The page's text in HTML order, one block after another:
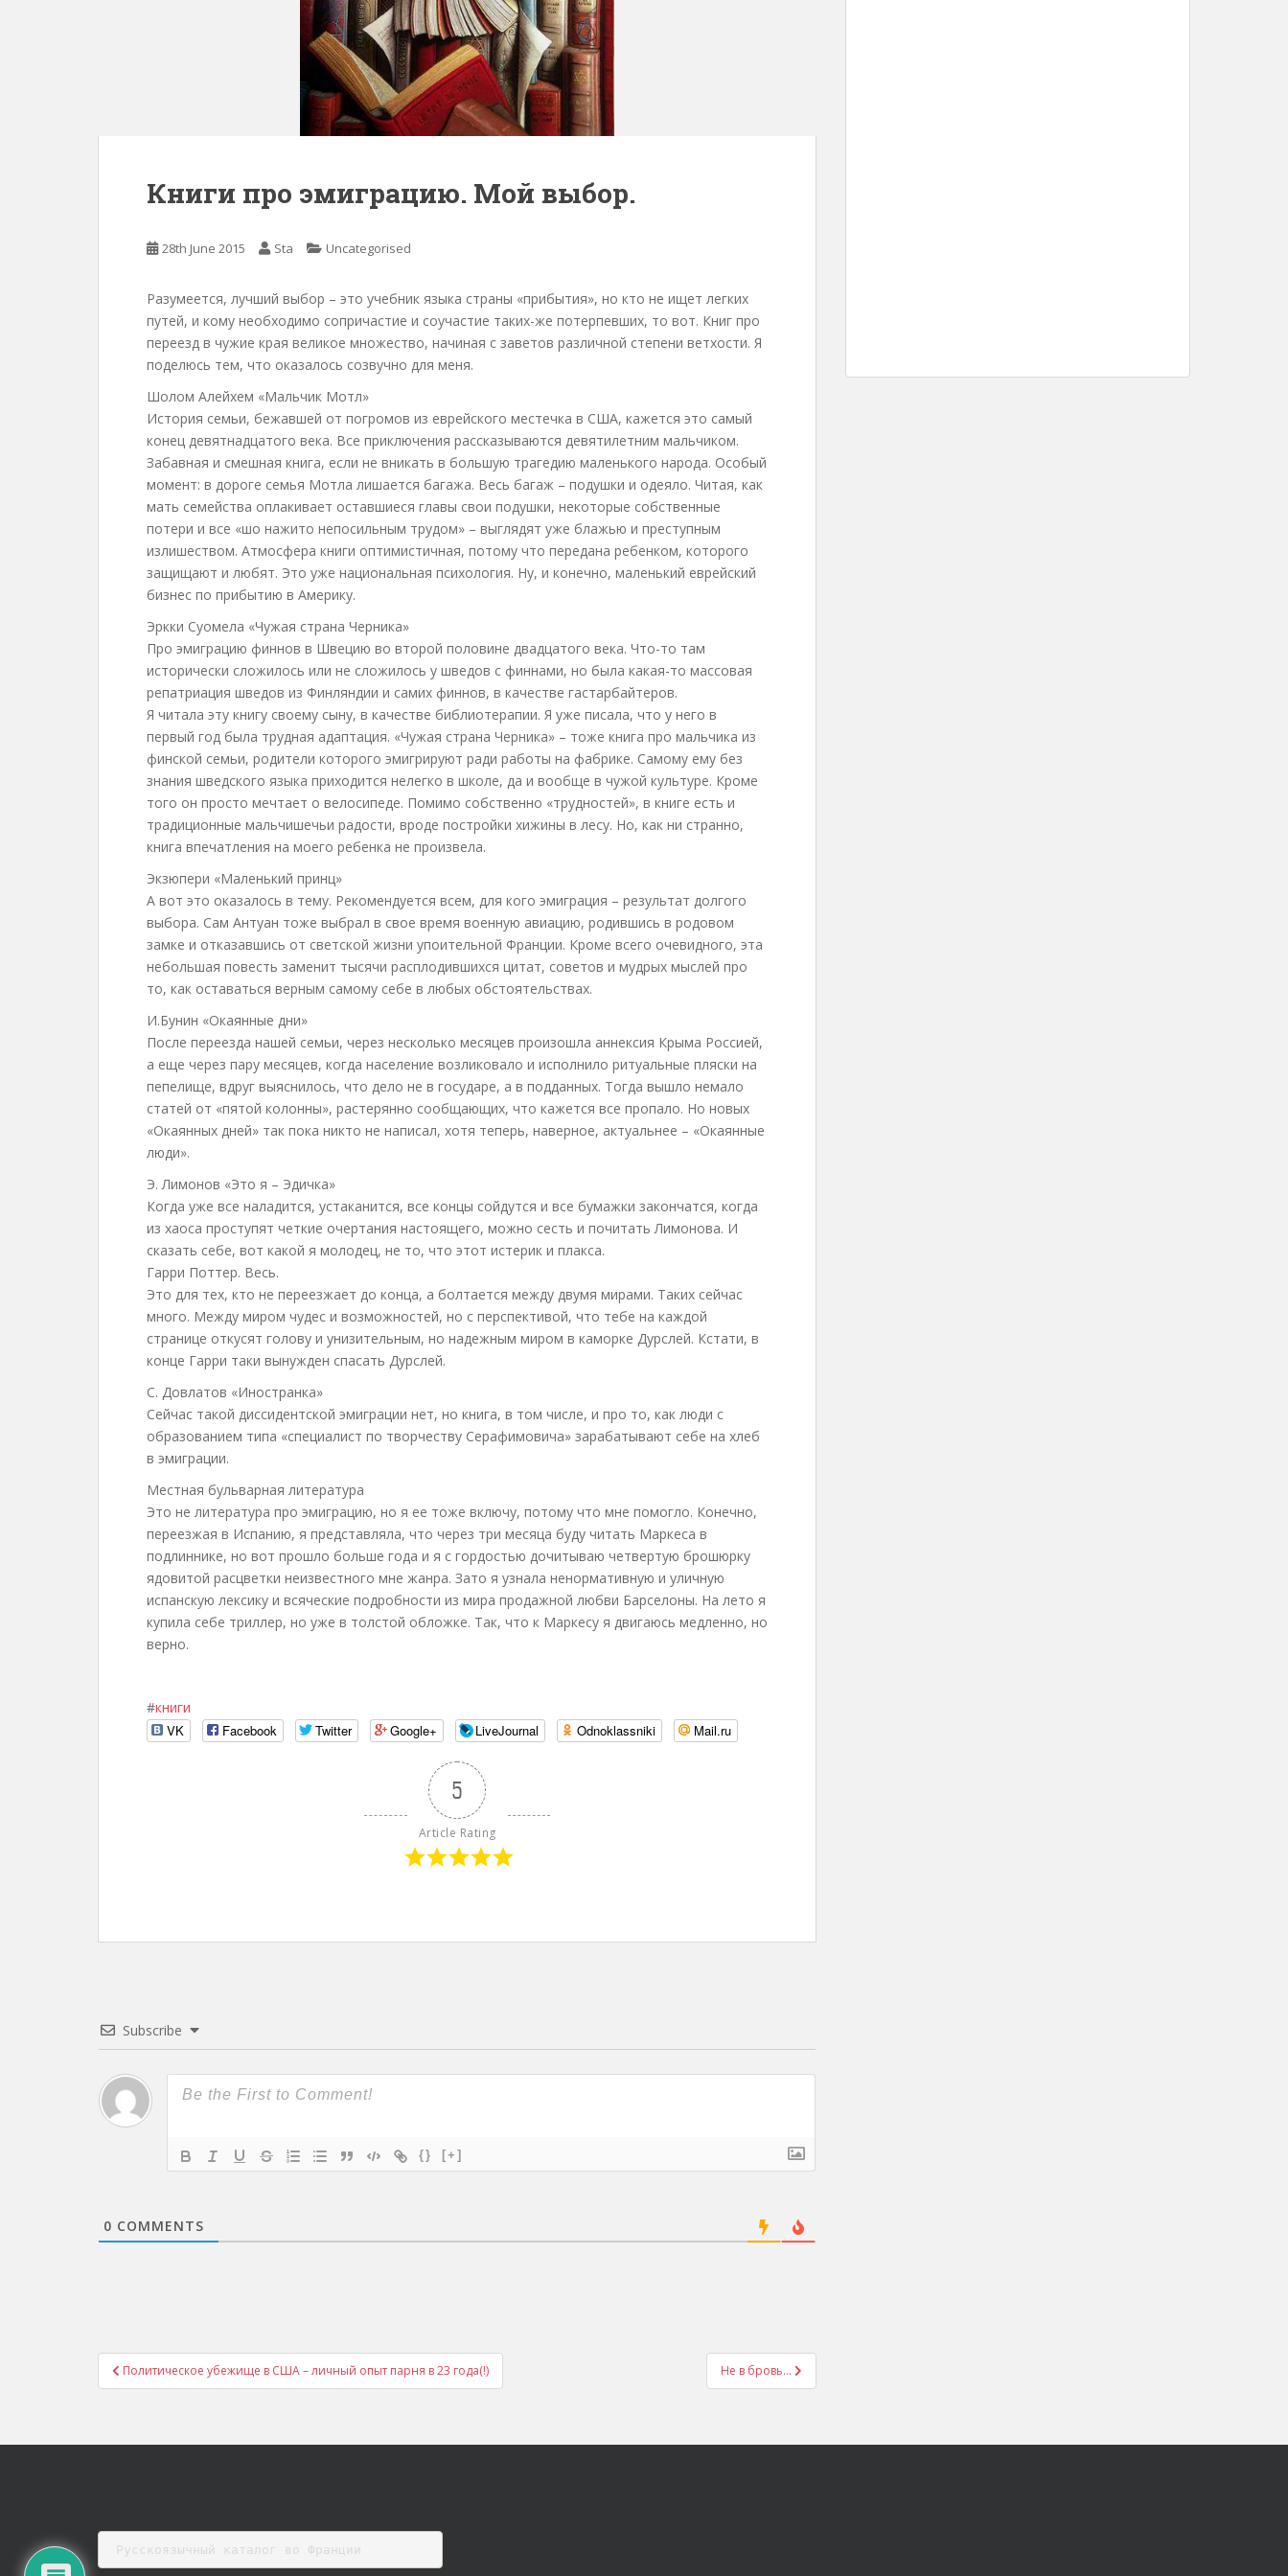
Книги про эмиграцию. Мой выбор.
28th June 2015 Sta Uncategorised
Разумеется, лучший выбор – это учебник языка страны «прибытия», но кто не ищет легких
путей, и кому необходимо сопричастие и соучастие таких-же потерпевших, то вот. Книг про
переезд в чужие края великое множество, начиная с заветов различной степени ветхости. Я
поделюсь тем, что оказалось созвучно для меня.
Шолом Алейхем «Мальчик Мотл»
История семьи, бежавшей от погромов из еврейского местечка в США, кажется это самый
конец девятнадцатого века. Все приключения рассказываются девятилетним мальчиком.
Забавная и смешная книга, если не вникать в большую трагедию маленького народа. Особый
момент: в дороге семья Мотла лишается багажа. Весь багаж – подушки и одеяло. Читая, как
мать семейства оплакивает оставшиеся главы свои подушки, некоторые собственные
потери и все «шо нажито непосильным трудом» – выглядят уже блажью и преступным
излишеством. Атмосфера книги оптимистичная, потому что передана ребенком, которого
защищают и любят. Это уже национальная психология. Ну, и конечно, маленький еврейский
бизнес по прибытию в Америку.
Эркки Суомела «Чужая страна Черника»
Про эмиграцию финнов в Швецию во второй половине двадцатого века. Что-то там
исторически сложилось или не сложилось у шведов с финнами, но была какая-то массовая
репатриация шведов из Финляндии и самих финнов, в качестве гастарбайтеров.
Я читала эту книгу своему сыну, в качестве библиотерапии. Я уже писала, что у него в
первый год была трудная адаптация. «Чужая страна Черника» – тоже книга про мальчика из
финской семьи, родители которого эмигрируют ради работы на фабрике. Самому ему без
знания шведского языка приходится нелегко в школе, да и вообще в чужой культуре. Кроме
того он просто мечтает о велосипеде. Помимо собственно «трудностей», в книге есть и
традиционные мальчишечьи радости, вроде постройки хижины в лесу. Но, как ни странно,
книга впечатления на моего ребенка не произвела.
Экзюпери «Маленький принц»
А вот это оказалось в тему. Рекомендуется всем, для кого эмиграция – результат долгого
выбора. Сам Антуан тоже выбрал в свое время военную авиацию, родившись в родовом
замке и отказавшись от светской жизни упоительной Франции. Кроме всего очевидного, эта
небольшая повесть заменит тысячи расплодившихся цитат, советов и мудрых мыслей про
то, как оставаться верным самому себе в любых обстоятельствах.
И.Бунин «Окаянные дни»
После переезда нашей семьи, через несколько месяцев произошла аннексия Крыма Россией,
а еще через пару месяцев, когда население возликовало и исполнило ритуальные пляски на
пепелище, вдруг выяснилось, что дело не в государе, а в подданных. Тогда вышло немало
статей от «пятой колонны», растерянно сообщающих, что кажется все пропало. Но новых
«Окаянных дней» так пока никто не написал, хотя теперь, наверное, актуальнее – «Окаянные
люди».
Э. Лимонов «Это я – Эдичка»
Когда уже все наладится, устаканится, все концы сойдутся и все бумажки закончатся, когда
из хаоса проступят четкие очертания настоящего, можно сесть и почитать Лимонова. И
сказать себе, вот какой я молодец, не то, что этот истерик и плакса.
Гарри Поттер. Весь.
Это для тех, кто не переезжает до конца, а болтается между двумя мирами. Таких сейчас
много. Между миром чудес и возможностей, но с перспективой, что тебе на каждой
странице откусят голову и унизительным, но надежным миром в каморке Дурслей. Кстати, в
конце Гарри таки вынужден спасать Дурслей.
С. Довлатов «Иностранка»
Сейчас такой диссидентской эмиграции нет, но книга, в том числе, и про то, как люди с
образованием типа «специалист по творчеству Серафимовича» зарабатывают себе на хлеб
в эмиграции.
Местная бульварная литература
Это не литература про эмиграцию, но я ее тоже включу, потому что мне помогло. Конечно,
переезжая в Испанию, я представляла, что через три месяца буду читать Маркеса в
подлиннике, но вот прошло больше года и я с гордостью дочитываю четвертую брошюрку
ядовитой расцветки неизвестного мне жанра. Зато я узнала ненормативную и уличную
испанскую лексику и всяческие подробности из мира продажной любви Барселоны. На лето я
купила себе триллер, но уже в толстой обложке. Так, что к Маркесу я двигаюсь медленно, но
верно.
#книги
VK
Facebook Twitter Google+ LiveJournal Odnoklassniki Mail.ru
5
Article Rating
Subscribe
{} [+]
0 COMMENTS
Post
navigation
Политическое убежище в США – личный опыт парня в 23 года(!) Не в бровь…
Русскоязычный каталог во Франции